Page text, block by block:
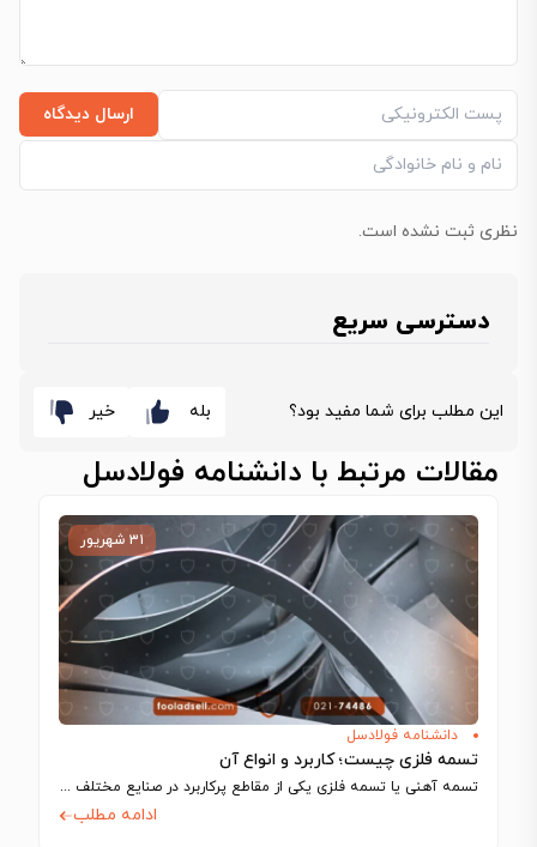
ارسال دیدگاه
نظری ثبت نشده است.
دسترسی سریع
این مطلب برای شما مفید بود؟ بله خیر
مقالات مرتبط با دانشنامه فولادسل
۳۱ شهریور
دانشنامه فولادسل
تسمه فلزی چیست؛ کاربرد و انواع آن
تسمه آهنی یا تسمه فلزی یکی از مقاطع پرکاربرد در صنایع مختلف مانند ساخت…
ادامه مطلب